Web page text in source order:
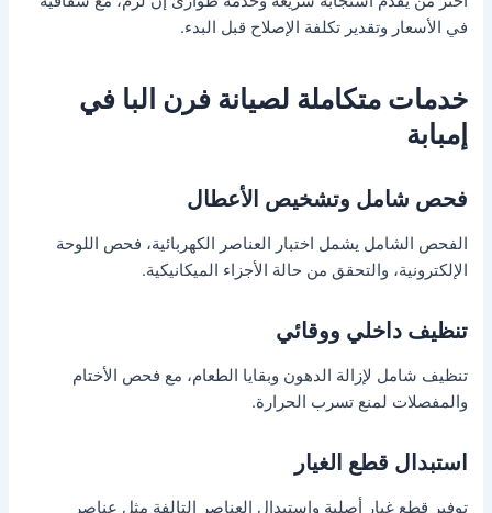
في الأسعار وتقدير تكلفة الإصلاح قبل البدء.
خدمات متكاملة لصيانة فرن البا في
إمبابة
فحص شامل وتشخيص الأعطال
الفحص الشامل يشمل اختبار العناصر الكهربائية، فحص اللوحة
الإلكترونية، والتحقق من حالة الأجزاء الميكانيكية.
تنظيف داخلي ووقائي
تنظيف شامل لإزالة الدهون وبقايا الطعام، مع فحص الأختام
والمفصلات لمنع تسرب الحرارة.
استبدال قطع الغيار
توفير قطع غيار أصلية واستبدال العناصر التالفة مثل عناصر